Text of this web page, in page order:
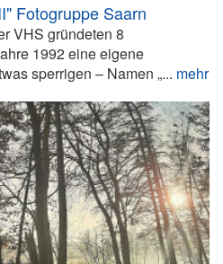
Fotogruppe Saarn
VHS gründeten 8
1992 eine eigene
sperrigen – Namen „... mehr